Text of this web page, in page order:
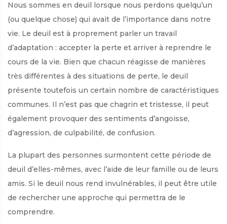
Nous sommes en deuil lorsque nous perdons quelqu’un
(ou quelque chose) qui avait de l’importance dans notre
vie. Le deuil est à proprement parler un travail
d’adaptation : accepter la perte et arriver à reprendre le
cours de la vie. Bien que chacun réagisse de manières
très différentes à des situations de perte, le deuil
présente toutefois un certain nombre de caractéristiques
communes. Il n’est pas que chagrin et tristesse, il peut
également provoquer des sentiments d’angoisse,
d’agression, de culpabilité, de confusion.
La plupart des personnes surmontent cette période de
deuil d’elles-mêmes, avec l’aide de leur famille ou de leurs
amis. Si le deuil nous rend invulnérables, il peut être utile
de rechercher une approche qui permettra de le
comprendre.